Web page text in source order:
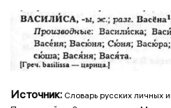
Источник: Словарь русских личных